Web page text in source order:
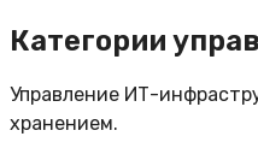
Категории
Управление ИТ-
хранением.